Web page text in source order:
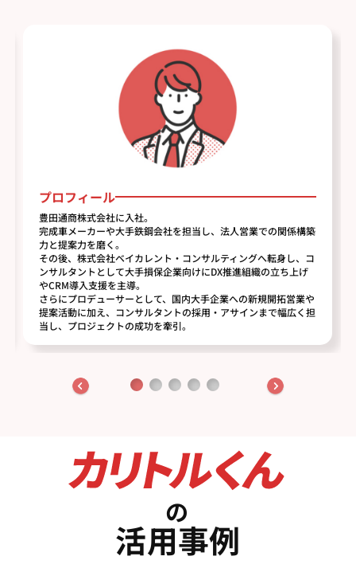
プロフィール
豊田通商株式会社に入社。
完成車メーカーや大手鉄鋼会社を担当し、法人営業での関係構築
力と提案力を磨く。
その後、株式会社ベイカレント・コンサルティングへ転身し、コ
ンサルタントとして大手損保企業向けにDX推進組織の立ち上げ
やCRM導入支援を主導。
さらにプロデューサーとして、国内大手企業への新規開拓営業や
提案活動に加え、コンサルタントの採用・アサインまで幅広く担
当し、プロジェクトの成功を牽引。
の
活用事例